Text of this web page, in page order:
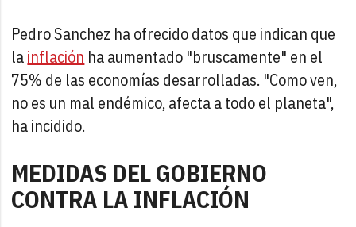
Pedro Sanchez ha ofrecido datos que indican que
lainflación ha aumentado "bruscamente" en el
75% de las economías desarrolladas. "Como ven,
no es un mal endémico, afecta a todo el planeta",
ha incidido.
MEDIDAS DEL GOBIERNO
CONTRA LA INFLACIÓN